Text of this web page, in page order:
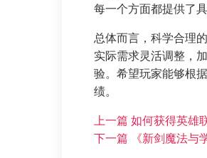
每一个方面都提供了
总体而言，科学合理
实际需求灵活调整，
验。希望玩家能够根
绩。
上一篇 如何获得英雄
下一篇
《新剑魔法